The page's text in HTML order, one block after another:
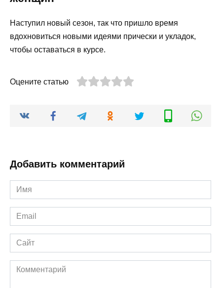
Наступил новый сезон, так что пришло время
вдохновиться новыми идеями прически и укладок,
чтобы оставаться в курсе.
Оцените статью
Добавить комментарий
Имя
*
Email
*
Сайт
Комментарий